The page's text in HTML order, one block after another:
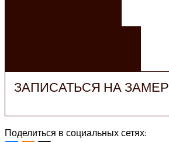
ЗАПИСАТЬСЯ НА ЗАМЕР
Поделиться в социальных сетях: